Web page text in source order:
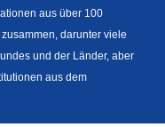
aus über 100
darunter viele
und der Länder, aber
aus dem